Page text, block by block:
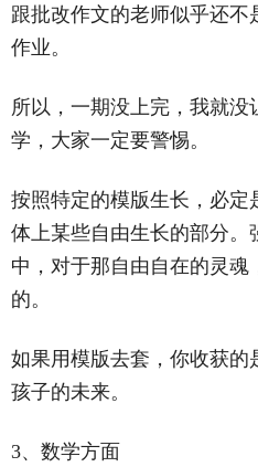
跟批改作文的老师似乎还
作业。
所以，一期没上完，我就没
学，大家一定要警惕。
按照特定的模版生长，必定
体上某些自由生长的部分。
中，对于那自由自在的灵魂
的。
如果用模版去套，你收获的
孩子的未来。
3、数学方面